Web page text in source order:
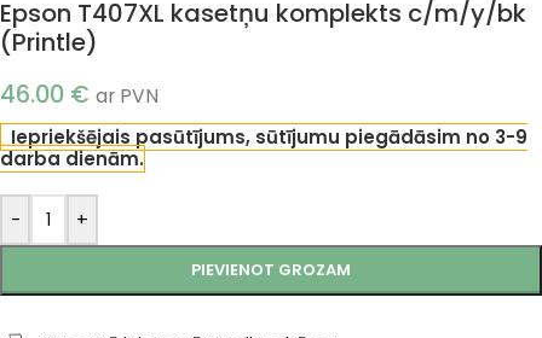
Epson T407XL kasetņu komplekts c/m/y/bk
(Printle)
46.00 € ar PVN
Iepriekšējais pasūtījums, sūtījumu piegādāsim no 3-9
darba dienām.
- +
PIEVIENOT GROZAM